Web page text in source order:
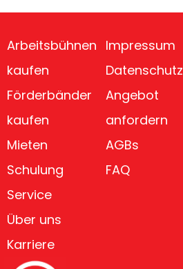
Arbeitsbühnen
kaufen
Förderbänder
kaufen
Mieten
Schulung
Service
Über uns
Karriere
Impressum
Datenschutz
Angebot
anfordern
AGBs
FAQ